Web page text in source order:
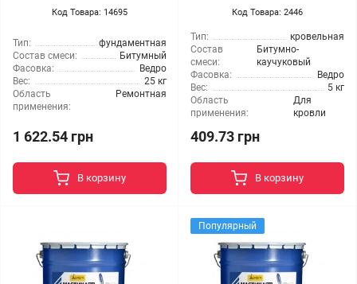
Код Товара: 14695
Тип:
фундаментная
Состав смеси:
Битумный
Фасовка:
Ведро
Вес:
25 кг
Область
применения:
Ремонтная
1 622.54 грн
В корзину
Код Товара: 2446
Тип:
кровельная
Состав
смеси:
Битумно-
каучуковый
Фасовка:
Ведро
Вес:
5 кг
Область
применения:
Для
кровли
409.73 грн
В корзину
Популярный